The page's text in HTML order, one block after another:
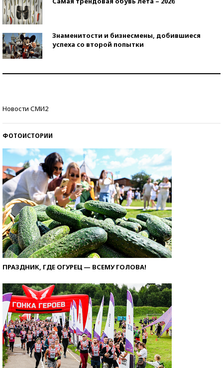
Знаменитости и бизнесмены, добившиеся
успеха со второй попытки
Новости СМИ2
ФОТОИСТОРИИ
ПРАЗДНИК, ГДЕ ОГУРЕЦ — ВСЕМУ ГОЛОВА!